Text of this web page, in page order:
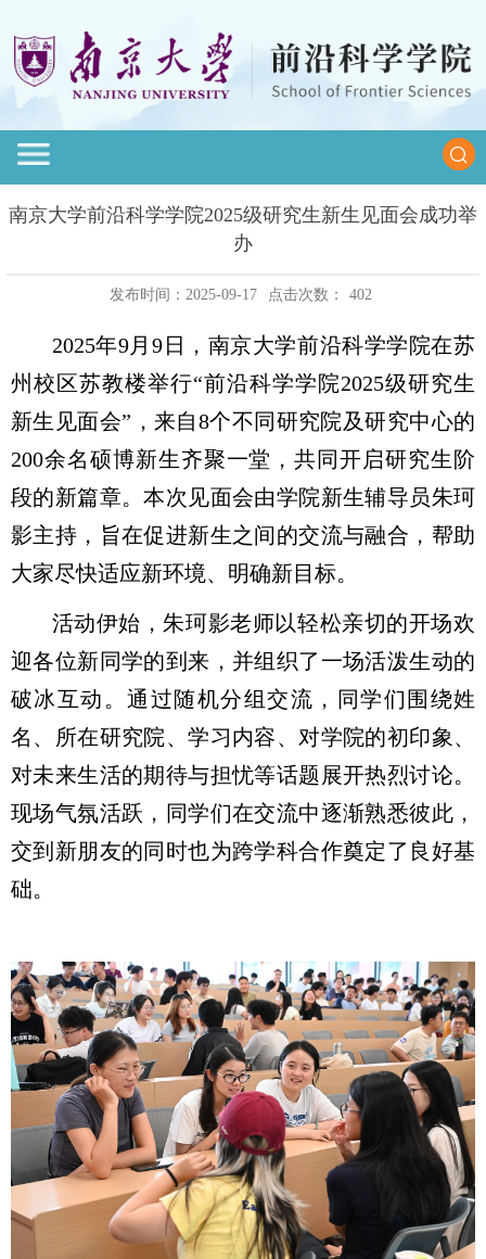
南京大学前沿科学学院2025级研究生新生见面会成功举
办
发布时间：2025-09-17 点击次数： 402
2025年9月 9日，南京大学前沿科学学院在苏
州校区苏教楼举行“前沿科学学院2025级研究生
新生见面会”，来自8个不同研究院及研究中心的
200余名硕博新生齐聚一堂，共同开启研究生阶
段的新篇章。本次见面会由学院新生辅导员朱珂
影主持，旨在促进新生之间的交流与融合，帮助
大家尽快适应新环境、明确新目标。
活动伊始，朱珂影老师以轻松亲切的开场欢
迎各位新同学的到来，并组织了一场活泼生动的
破冰互动。通过随机分组交流，同学们围绕姓
名、所在研究院、学习内容、对学院的初印象、
对未来生活的期待与担忧等话题展开热烈讨论。
现场气氛活跃，同学们在交流中逐渐熟悉彼此，
交到新朋友的同时也为跨学科合作奠定了良好基
础。